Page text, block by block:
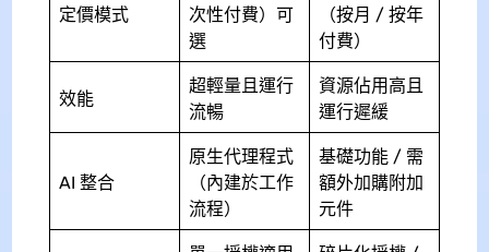
定價模式
次性付費）可
選
（按月 / 按年
付費）
效能
超輕量且運行
流暢
資源佔用高且
運行遲緩
AI 整合
原生代理程式
（內建於工作
流程）
基礎功能 / 需
額外加購附加
元件